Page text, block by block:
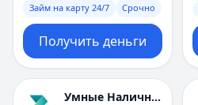
Займ на карту 24/7 Срочно
Получить деньги
Умные Наличные